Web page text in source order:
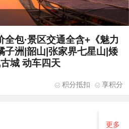
全包·景区交通全含+《魅力
子洲|韶山|张家界七星山|矮
城 动车四天
积分抵扣 享积分
更多